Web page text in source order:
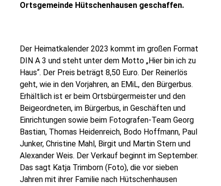
Ortsgemeinde Hütschenhausen geschaffen.
Der Heimatkalender 2023 kommt im großen Format
DIN A 3 und steht unter dem Motto „Hier bin ich zu
Haus“. Der Preis beträgt 8,50 Euro. Der Reinerlös
geht, wie in den Vorjahren, an EMiL, den Bürgerbus.
Erhältlich ist er beim Ortsbürgermeister und den
Beigeordneten, im Bürgerbus, in Geschäften und
Einrichtungen sowie beim Fotografen-Team Georg
Bastian, Thomas Heidenreich, Bodo Hoffmann, Paul
Junker, Christine Mahl, Birgit und Martin Stern und
Alexander Weis. Der Verkauf beginnt im September.
Das sagt Katja Trimborn (Foto), die vor sieben
Jahren mit ihrer Familie nach Hütschenhausen